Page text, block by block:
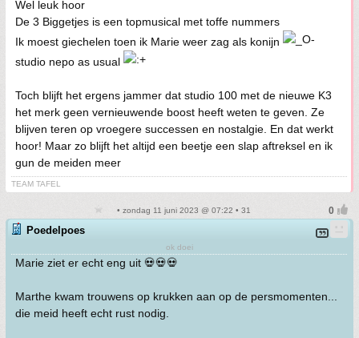
Wel leuk hoor
De 3 Biggetjes is een topmusical met toffe nummers
Ik moest giechelen toen ik Marie weer zag als konijn
studio nepo as usual
Toch blijft het ergens jammer dat studio 100 met de nieuwe K3
het merk geen vernieuwende boost heeft weten te geven. Ze
blijven teren op vroegere successen en nostalgie. En dat werkt
hoor! Maar zo blijft het altijd een beetje een slap aftreksel en ik
gun de meiden meer
TEAM TAFEL
• zondag 11 juni 2023 @ 07:22 • 31
Poedelpoes
ok doei
Marie ziet er echt eng uit 💀💀💀
Marthe kwam trouwens op krukken aan op de persmomenten...
die meid heeft echt rust nodig.